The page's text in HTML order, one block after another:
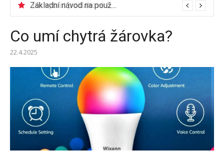
Jak vybrat podlahové lišty?
Co umí chytrá žárovka?
22.4.2025